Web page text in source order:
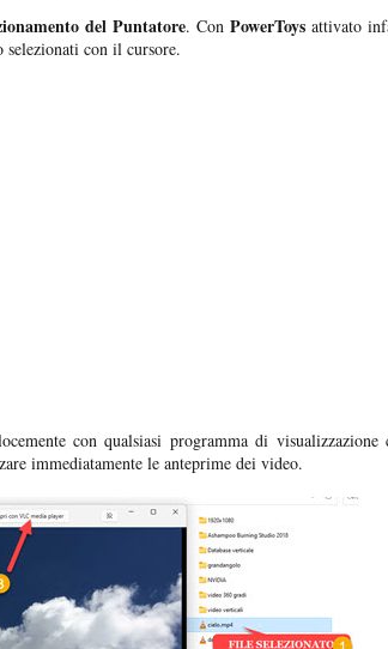
del Puntatore. Con PowerToys attivato
selezionati con il cursore.
con qualsiasi programma di visualizzazione
immediatamente le anteprime dei video.